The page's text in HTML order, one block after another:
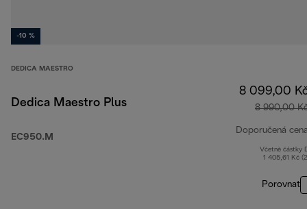
-10 %
DEDICA MAESTRO
Dedica Maestro Plus
EC950.M
8 099,00
8 990,00
Doporučená
Včetně částky
1 405,61 Kč
Porovnat